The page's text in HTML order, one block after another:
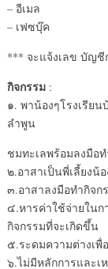
– อีเมล
– เฟซบุ๊ค
*** จะแจ้งเลข บัญชี
กิจกรรม:
๑. พาน้องๆโรงเรีย
ลำพูน
ชมทะเลพร้อมลงมือท
๒.อาสาเป็นพี่เลี้ยงน้
๓.อาสาลงมือทำกิจก
๔.หารค่าใช้จ่ายในก
กิจกรรมที่จะเกิดขึ้น
๕.ระดมความต่างเพื่
๖.ไม่มีหลักการและเ